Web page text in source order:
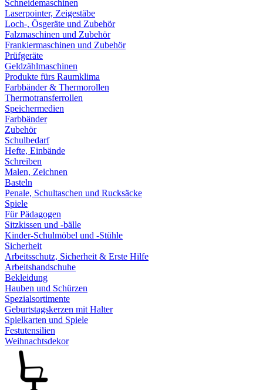
Schneidemaschinen
Laserpointer, Zeigestäbe
Loch-, Ösgeräte und Zubehör
Falzmaschinen und Zubehör
Frankiermaschinen und Zubehör
Prüfgeräte
Geldzählmaschinen
Produkte fürs Raumklima
Farbbänder & Thermorollen
Thermotransferrollen
Speichermedien
Farbbänder
Zubehör
Schulbedarf
Hefte, Einbände
Schreiben
Malen, Zeichnen
Basteln
Penale, Schultaschen und Rucksäcke
Spiele
Für Pädagogen
Sitzkissen und -bälle
Kinder-Schulmöbel und -Stühle
Sicherheit
Arbeitsschutz, Sicherheit & Erste Hilfe
Arbeitshandschuhe
Bekleidung
Hauben und Schürzen
Spezialsortimente
Geburtstagskerzen mit Halter
Spielkarten und Spiele
Festutensilien
Weihnachtsdekor